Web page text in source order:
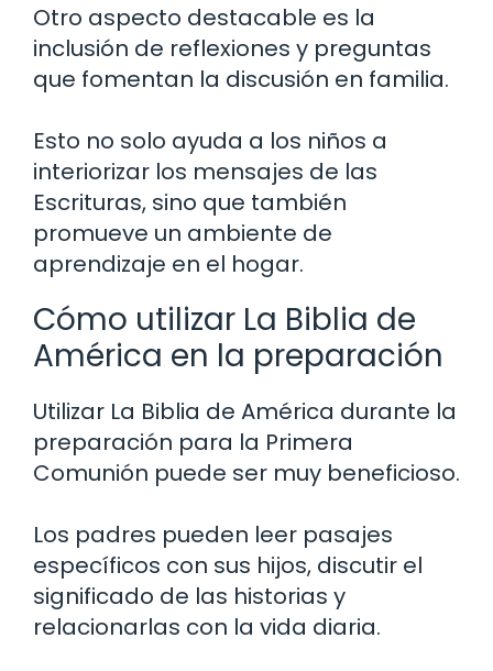
Otro aspecto destacable es la
inclusión de reflexiones y preguntas
que fomentan la discusión en familia.
Esto no solo ayuda a los niños a
interiorizar los mensajes de las
Escrituras, sino que también
promueve un ambiente de
aprendizaje en el hogar.
Cómo utilizar La Biblia de
América en la preparación
Utilizar La Biblia de América durante la
preparación para la Primera
Comunión puede ser muy beneficioso.
Los padres pueden leer pasajes
específicos con sus hijos, discutir el
significado de las historias y
relacionarlas con la vida diaria.